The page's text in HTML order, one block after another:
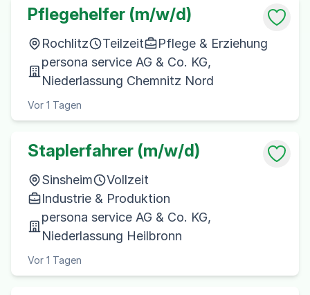
Pflegehelfer (m/w/d)
Rochlitz Teilzeit
Pflege & Erziehung
persona service AG & Co. KG,
Niederlassung Chemnitz Nord
Vor 1 Tagen
Staplerfahrer (m/w/d)
Sinsheim
Vollzeit
Industrie & Produktion
persona service AG & Co. KG,
Niederlassung Heilbronn
Vor 1 Tagen